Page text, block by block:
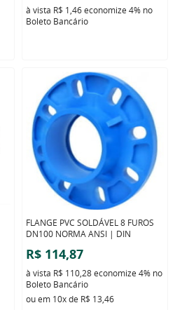
à vista R$ 1,46economize 4% no
Boleto Bancário
FLANGE PVC SOLDÁVEL 8 FUROS
DN100 NORMA ANSI | DIN
R$ 114,87
à vista R$ 110,28economize 4% no
Boleto Bancário
ou em 10xde R$ 13,46